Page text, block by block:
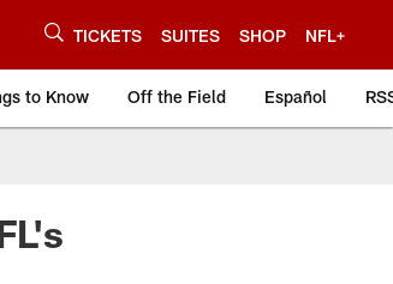
TICKETS SUITES SHOP NFL+
to Know Off the Field Español